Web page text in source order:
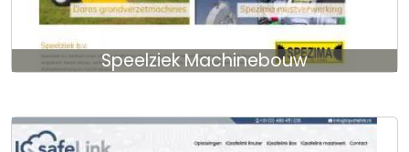
Speelziek Machinebouw